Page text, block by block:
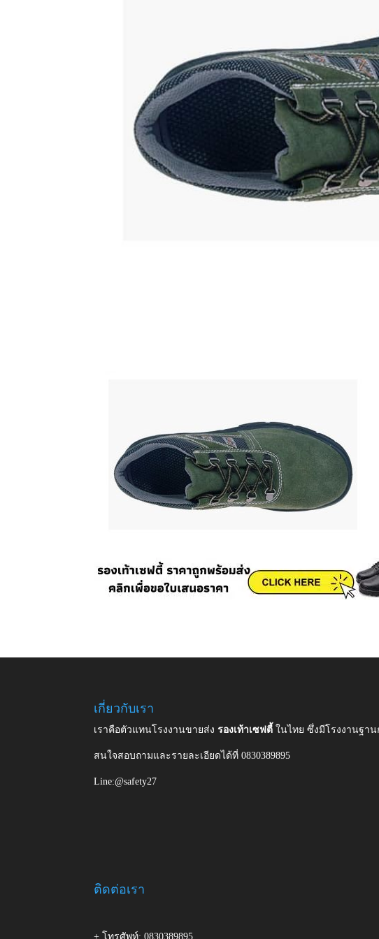
เกี่ยวกับเรา
เราคือตัวแทนโรงงานขายส่งรองเท้าเซฟตี้ในไทย ซึ่งมีโรงงานฐา
สนใจสอบถามและรายละเอียดได้ที่ 0830389895
Line:@safety27
ติดต่อเรา
+ โทรศัพท์: 0830389895